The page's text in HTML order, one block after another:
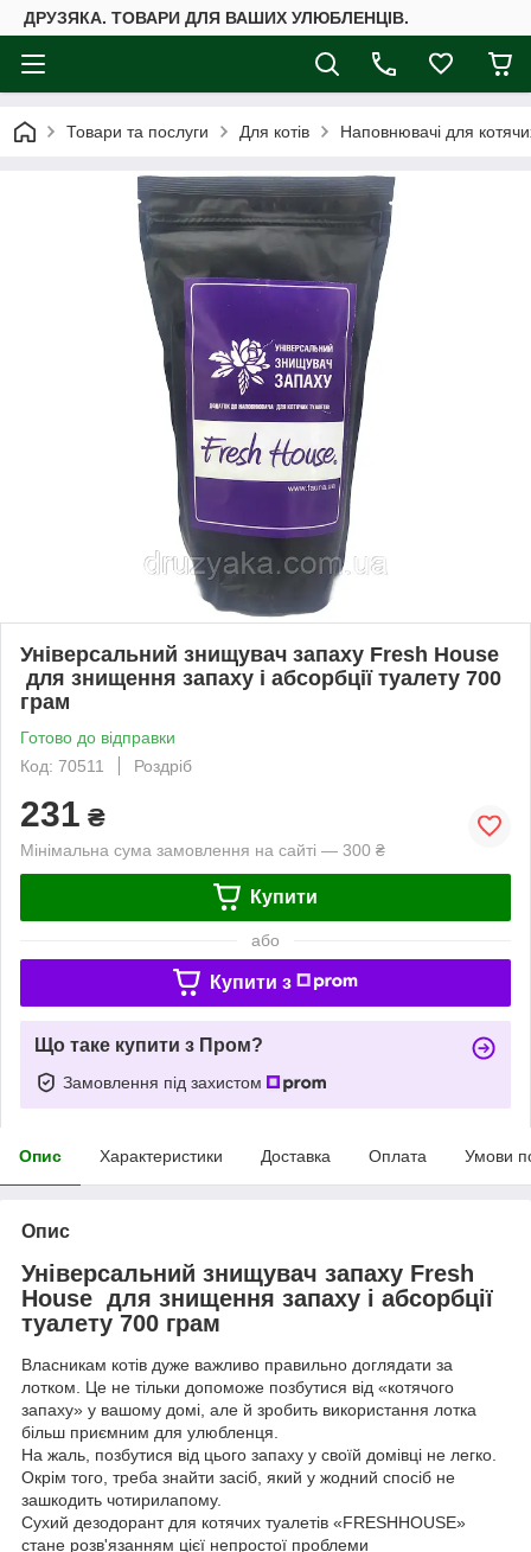
ДРУЗЯКА. ТОВАРИ ДЛЯ ВАШИХ УЛЮБЛЕНЦІВ.
Товари та послуги Для котів Наповнювачі для
Універсальний знищувач запаху Fresh House
для знищення запаху і абсорбції туалету 700
грам
Готово до відправки
Код: 70511
Роздріб
231 ₴
Мінімальна сума замовлення на сайті — 300 ₴
Купити
або
Купити з
Що таке купити з Пром?
Замовлення під захистом
Опис Характеристики Доставка Оплата Умови
Опис
Універсальний знищувач запаху Fresh
House для знищення запаху і абсорбції
туалету 700 грам
Власникам котів дуже важливо правильно доглядати за
лотком. Це не тільки допоможе позбутися від «котячого
запаху» у вашому домі, але й зробить використання лотка
більш приємним для улюбленця.
На жаль, позбутися від цього запаху у своїй домівці не легко.
Окрім того, треба знайти засіб, який у жодний спосіб не
зашкодить чотирилапому.
Сухий дезодорант для котячих туалетів «FRESHHOUSE»
стане розв'язанням цієї непростої проблеми